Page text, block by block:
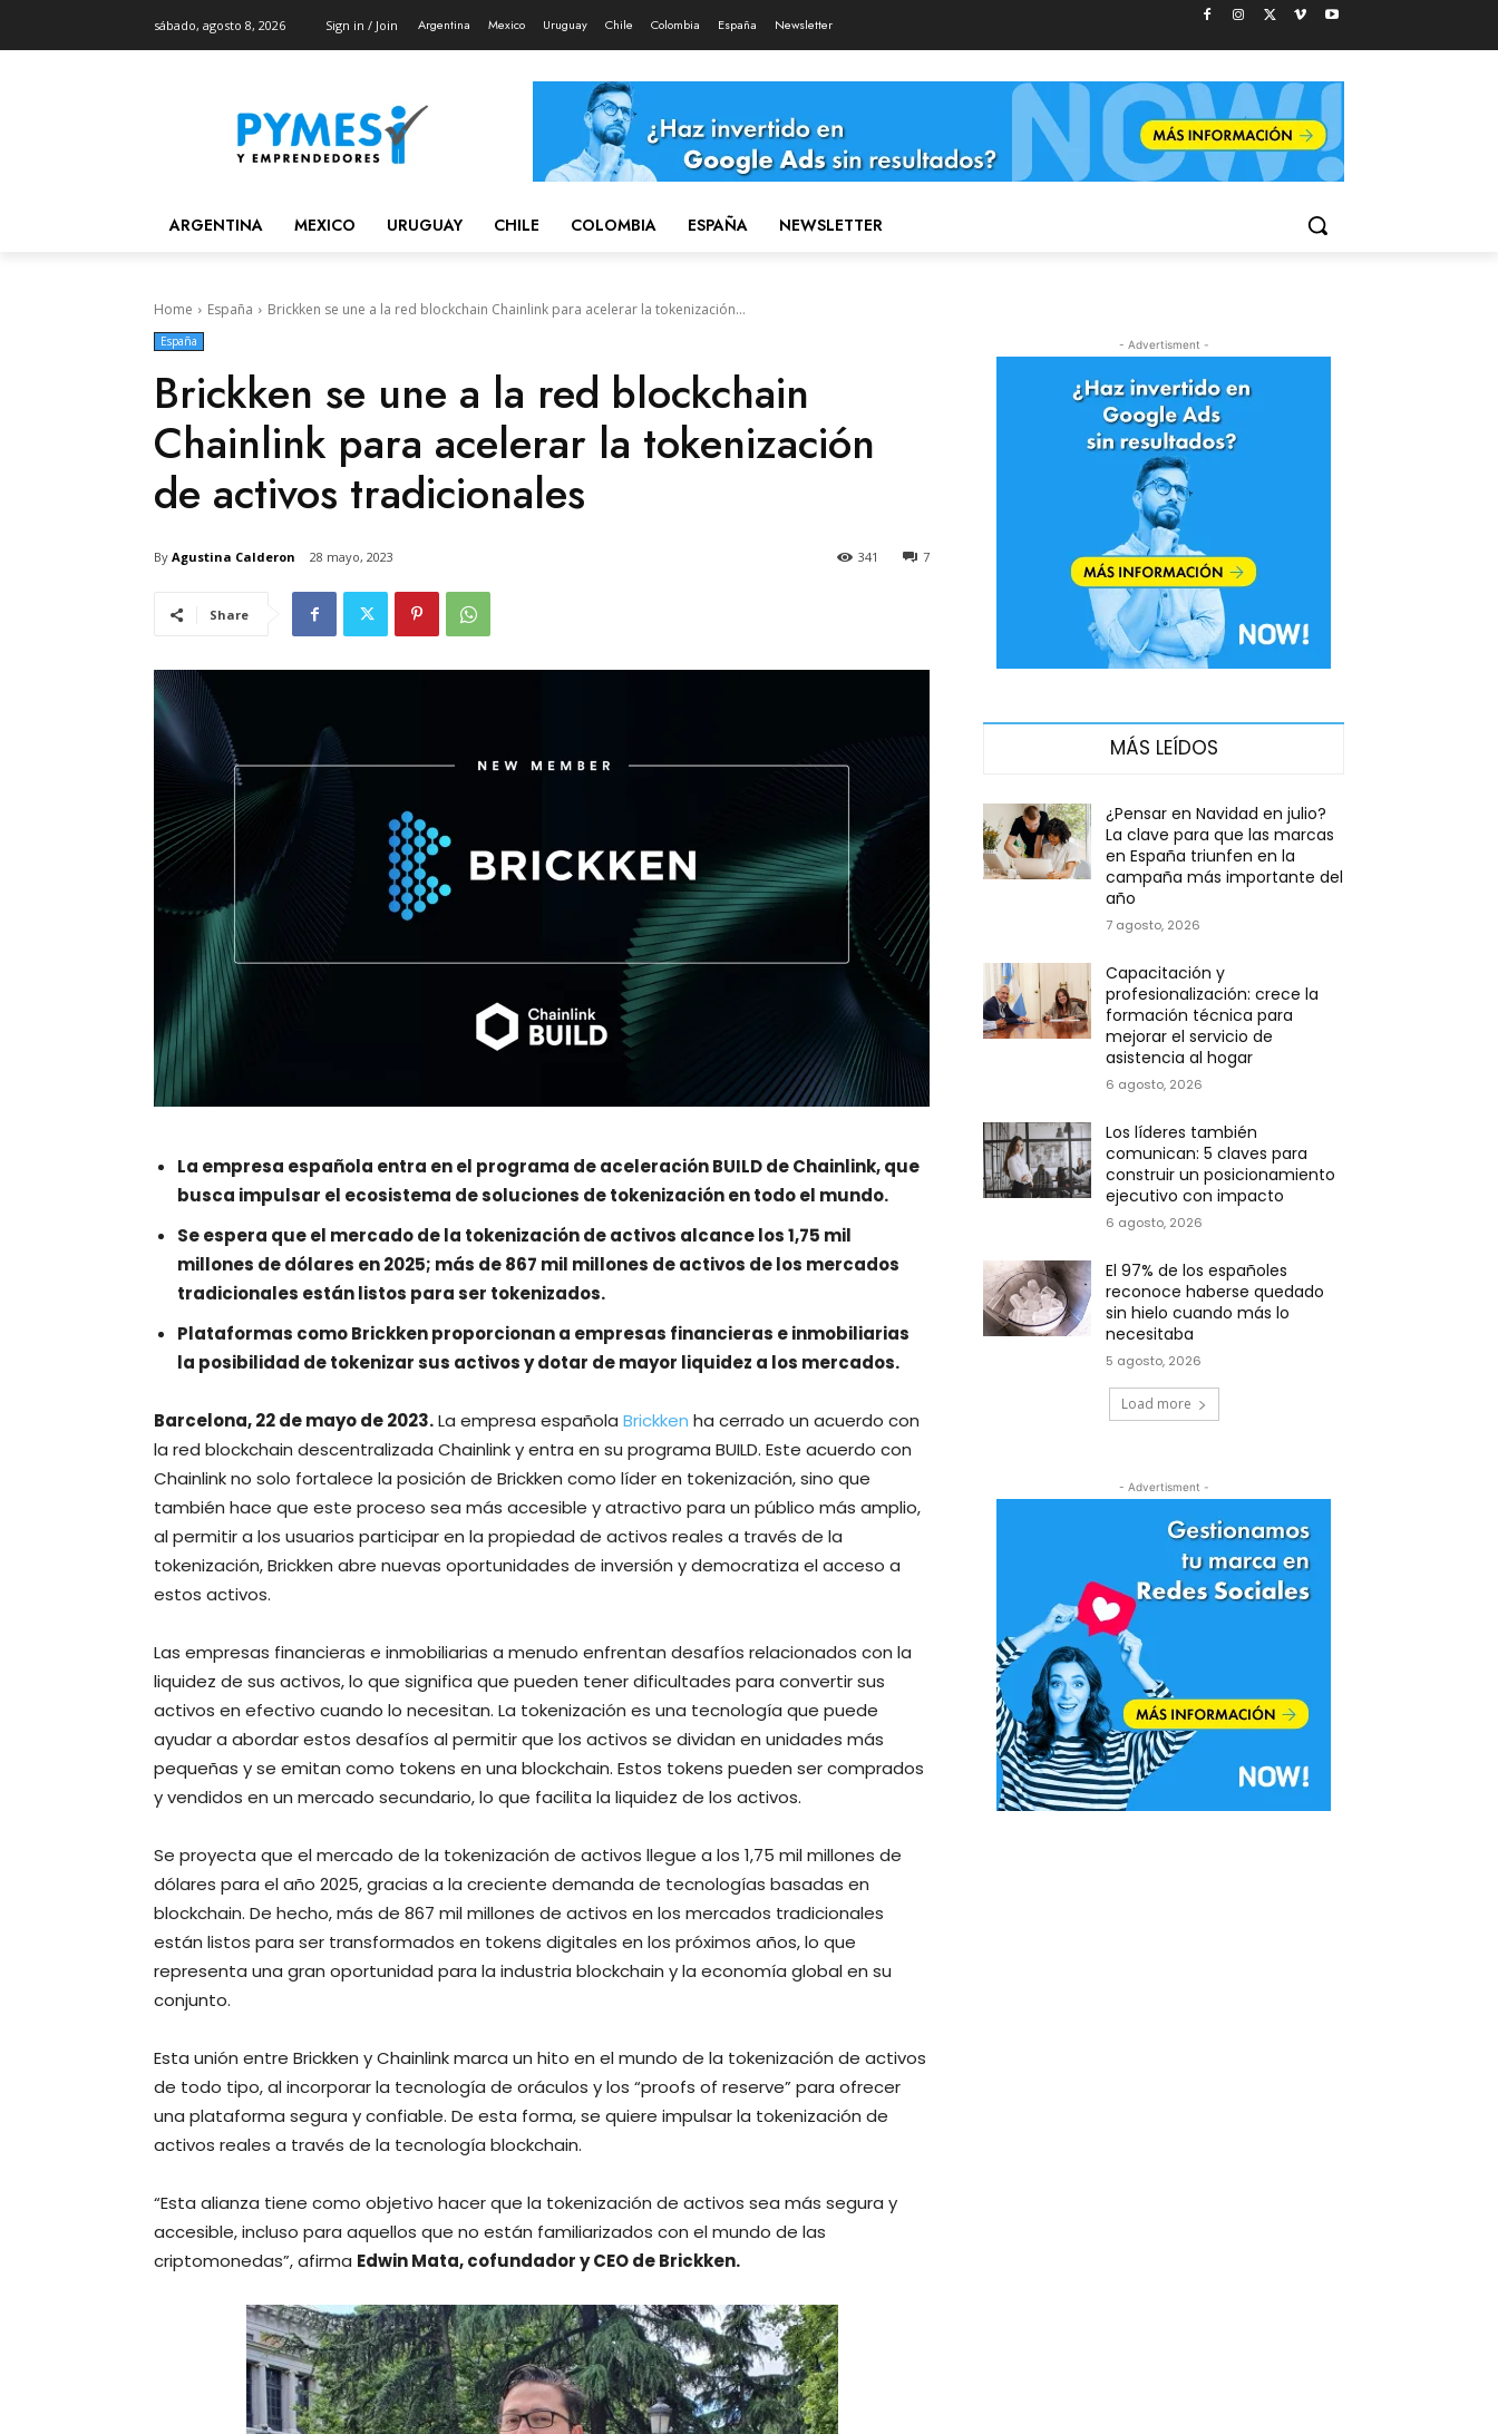
sábado, agosto 8, 2026 Sign in / Join Argentina Mexico Uruguay Chile Colombia España Newsletter
ARGENTINA MEXICO URUGUAY CHILE COLOMBIA ESPAÑA NEWSLETTER
Home España Brickken se une a la red blockchain Chainlink para acelerar la tokenización...
España
Brickken se une a la red blockchain
Chainlink para acelerar la tokenización
de activos tradicionales
By Agustina Calderon 28 mayo, 2023 7
341
Share
La empresa española entra en el programa de aceleración BUILD de Chainlink, que
busca impulsar el ecosistema de soluciones de tokenización en todo el mundo.
Se espera que el mercado de la tokenización de activos alcance los 1,75 mil
millones de dólares en 2025; más de 867 mil millones de activos de los mercados
tradicionales están listos para ser tokenizados.
Plataformas como Brickken proporcionan a empresas financieras e inmobiliarias
la posibilidad de tokenizar sus activos y dotar de mayor liquidez a los mercados.
Barcelona, 22 de mayo de 2023.La empresa española Brickken ha cerrado un acuerdo con
la red blockchain descentralizada Chainlink y entra en su programa BUILD. Este acuerdo con
Chainlink no solo fortalece la posición de Brickken como líder en tokenización, sino que
también hace que este proceso sea más accesible y atractivo para un público más amplio,
al permitir a los usuarios participar en la propiedad de activos reales a través de la
tokenización, Brickken abre nuevas oportunidades de inversión y democratiza el acceso a
estos activos.
Las empresas financieras e inmobiliarias a menudo enfrentan desafíos relacionados con la
liquidez de sus activos, lo que significa que pueden tener dificultades para convertir sus
activos en efectivo cuando lo necesitan. La tokenización es una tecnología que puede
ayudar a abordar estos desafíos al permitir que los activos se dividan en unidades más
pequeñas y se emitan como tokens en una blockchain. Estos tokens pueden ser comprados
y vendidos en un mercado secundario, lo que facilita la liquidez de los activos.
Se proyecta que el mercado de la tokenización de activos llegue a los 1,75 mil millones de
dólares para el año 2025, gracias a la creciente demanda de tecnologías basadas en
blockchain. De hecho, más de 867 mil millones de activos en los mercados tradicionales
están listos para ser transformados en tokens digitales en los próximos años, lo que
representa una gran oportunidad para la industria blockchain y la economía global en su
conjunto.
Esta unión entre Brickken y Chainlink marca un hito en el mundo de la tokenización de activos
de todo tipo, al incorporar la tecnología de oráculos y los “proofs of reserve” para ofrecer
una plataforma segura y confiable. De esta forma, se quiere impulsar la tokenización de
activos reales a través de la tecnología blockchain.
“Esta alianza tiene como objetivo hacer que la tokenización de activos sea más segura y
accesible, incluso para aquellos que no están familiarizados con el mundo de las
criptomonedas”, afirma Edwin Mata, cofundador y CEO de Brickken.
- Advertisment -
MÁS LEÍDOS
¿Pensar en Navidad en julio?
La clave para que las marcas
en España triunfen en la
campaña más importante del
año
7 agosto, 2026
Capacitación y
profesionalización: crece la
formación técnica para
mejorar el servicio de
asistencia al hogar
6 agosto, 2026
Los líderes también
comunican: 5 claves para
construir un posicionamiento
ejecutivo con impacto
6 agosto, 2026
El 97% de los españoles
reconoce haberse quedado
sin hielo cuando más lo
necesitaba
5 agosto, 2026
Load more
- Advertisment -